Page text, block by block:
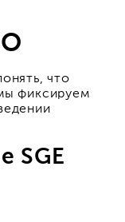
что
фиксируем
SGE